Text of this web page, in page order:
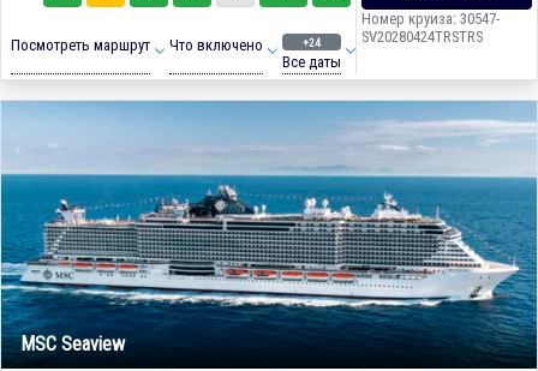
Посмотреть маршрут Что включено +24
Все даты
Номер круиза: 30547-
SV20280424TRSTRS
MSC Seaview